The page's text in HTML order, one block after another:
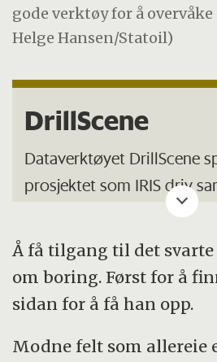
gode verktøy for å overvåke
Helge Hansen/Statoil)
DrillScene
Dataverktøyet DrillScene
prosjektet som IRIS driv
for energiteknikk og
Research.Prosjektet er
forskingsråd,
Å få tilgang til det
om boring. Først for å
sidan for å få han opp.
Modne felt som allereie